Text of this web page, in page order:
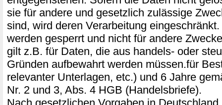
sie für andere und gesetzlich zulässige
sind, wird deren Verarbeitung
werden gesperrt und nicht für andere
gilt z.B. für Daten, die aus handels- oder
Gründen aufbewahrt werden müssen.für
relevanter Unterlagen, etc.) und 6 Jahre
Nr. 2 und 3, Abs. 4 HGB (Handelsbriefe).